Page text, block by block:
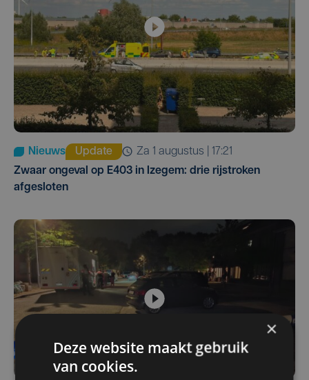
Nieuws Update
za 1 augustus | 17:21
Zwaar ongeval op E403 in Izegem: drie rijstroken
afgesloten
×
Deze website maakt gebruik
van cookies.